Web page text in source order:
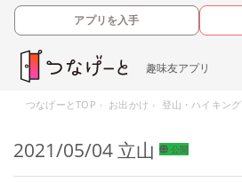
アプリを入手
趣味友アプリ
つなげーとTOP お出かけ 登山・ハイキング
2021/05/04 立山 公開